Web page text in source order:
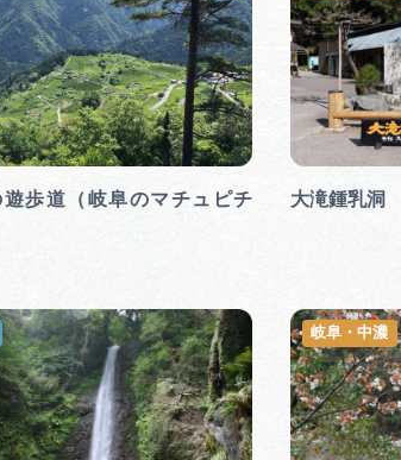
遊歩道（岐阜のマチュピチ
大滝鍾乳洞
岐阜・中濃